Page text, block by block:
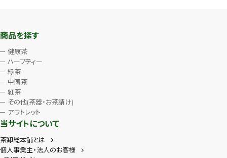
商品を探す
健康茶
ハーブティー
緑茶
中国茶
紅茶
その他(茶器・お茶請け)
アウトレット
当サイトについて
茶卸総本舗とは
個人事業主・法人のお客様